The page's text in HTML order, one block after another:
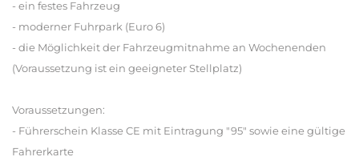
- ein festes Fahrzeug
- moderner Fuhrpark (Euro 6)
- die Möglichkeit der Fahrzeugmitnahme an Wochenenden
(Voraussetzung ist ein geeigneter Stellplatz)
Voraussetzungen:
- Führerschein Klasse CE mit Eintragung "95" sowie eine gültige
Fahrerkarte